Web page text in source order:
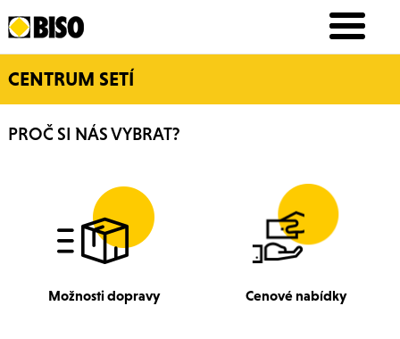
CENTRUM SETÍ
PROČ SI NÁS VYBRAT?
Možnosti dopravy Cenové nabídky